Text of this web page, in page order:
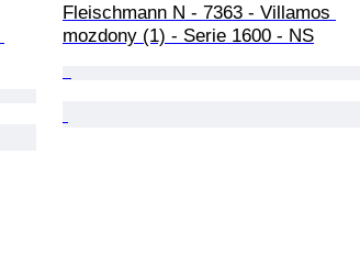
Fleischmann N - 7363 - Villamos
mozdony (1) - Serie 1600 - NS